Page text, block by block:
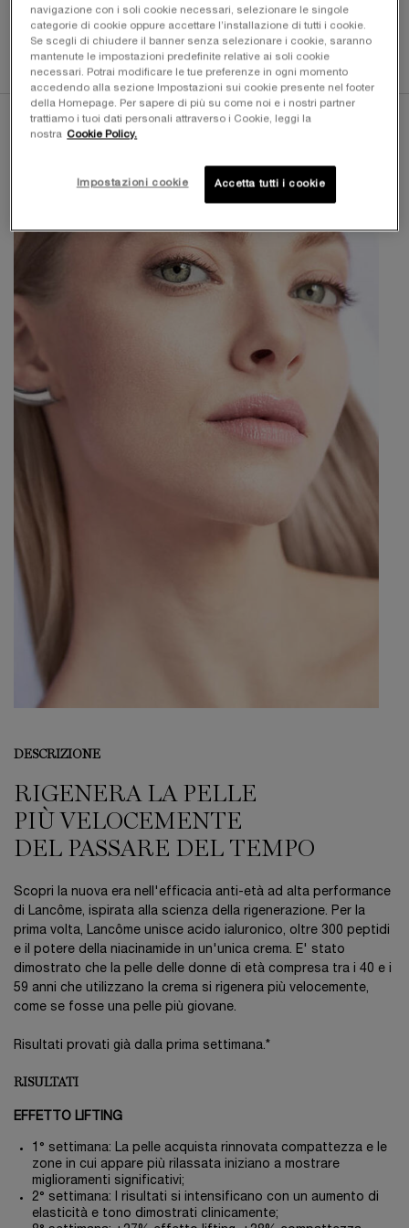
RADIOSA​
ACQUISTA ORA
PDP Product description section
DESCRIZIONE
RIGENERA LA PELLE
PIÙ VELOCEMENTE
DEL PASSARE DEL TEMPO
Scopri la nuova era nell'efficacia anti-età ad alta performance
di Lancôme, ispirata alla scienza della rigenerazione. Per la
prima volta, Lancôme unisce acido ialuronico, oltre 300 peptidi
e il potere della niacinamide in un'unica crema. E' stato
dimostrato che la pelle delle donne di età compresa tra i 40 e i
59 anni che utilizzano la crema si rigenera più velocemente,
come se fosse una pelle più giovane.
Risultati provati già dalla prima settimana.*
RISULTATI
EFFETTO LIFTING
1° settimana: La pelle acquista rinnovata compattezza e le
zone in cui appare più rilassata iniziano a mostrare
miglioramenti significativi;
2° settimana: I risultati si intensificano con un aumento di
elasticità e tono dimostrati clinicamente;
navigazione con i soli cookie necessari, selezionare le singole
categorie di cookie oppure accettare l’installazione di tutti i cookie.
Se scegli di chiudere il banner senza selezionare i cookie, saranno
mantenute le impostazioni predefinite relative ai soli cookie
necessari. Potrai modificare le tue preferenze in ogni momento
accedendo alla sezione Impostazioni sui cookie presente nel footer
della Homepage. Per sapere di più su come noi e i nostri partner
trattiamo i tuoi dati personali attraverso i Cookie, leggi la
nostra Cookie Policy.
Impostazioni cookie Accetta tutti i cookie